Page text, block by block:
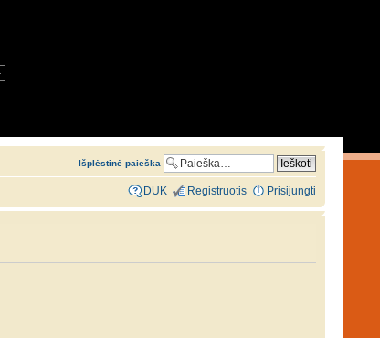
Išplėstinė paieška
DUK Registruotis Prisijungti